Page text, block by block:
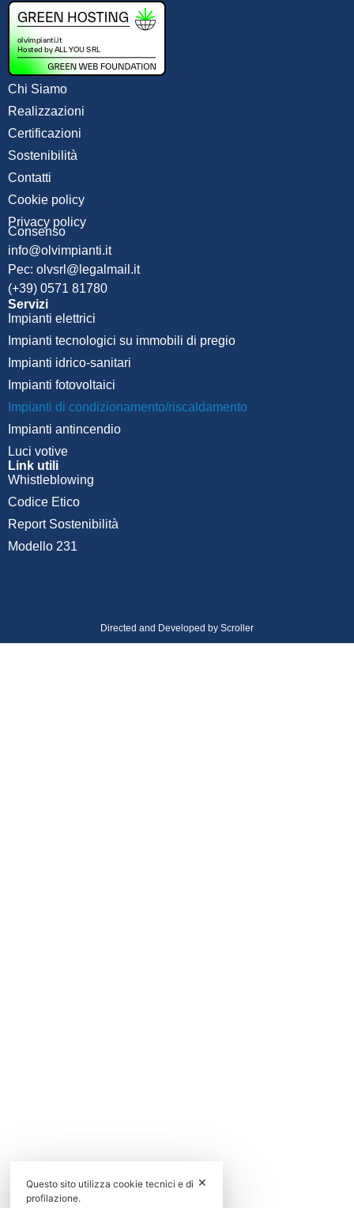
Chi Siamo
Realizzazioni
Certificazioni
Sostenibilità
Contatti
Cookie policy
Privacy policy
Consenso
info@olvimpianti.it
Pec: olvsrl@legalmail.it
(+39) 0571 81780
Servizi
Impianti elettrici
Impianti tecnologici su immobili di pregio
Impianti idrico-sanitari
Impianti fotovoltaici
Impianti di condizionamento/riscaldamento
Impianti antincendio
Luci votive
Link utili
Whistleblowing
Codice Etico
Report Sostenibilità
Modello 231
Directed and Developed by Scroller
✕
Questo sito utilizza cookie tecnici e di
profilazione.